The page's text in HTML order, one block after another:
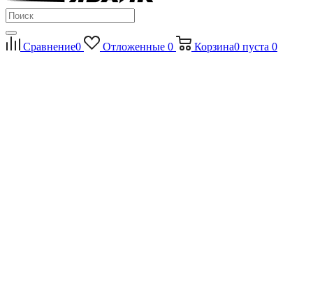
Сравнение0 Отложенные 0 Корзина0 пуста 0